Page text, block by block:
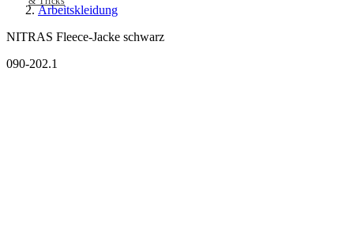
Arbeitskleidung
NITRAS Fleece-Jacke schwarz
090-202.1